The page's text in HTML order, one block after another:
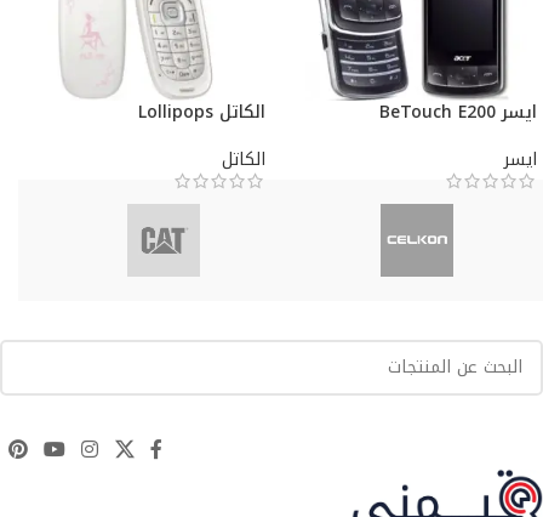
ايسر BeTouch E200
ايسر
الكاتل Lollipops
الكاتل